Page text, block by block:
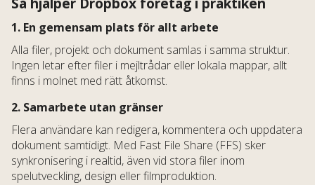
1. En gemensam plats för allt arbete
Alla filer, projekt och dokument samlas i samma struktur.
Ingen letar efter filer i mejltrådar eller lokala mappar, allt
finns i molnet med rätt åtkomst.
2. Samarbete utan gränser
Flera användare kan redigera, kommentera och uppdatera
dokument samtidigt. Med Fast File Share (FFS) sker
synkronisering i realtid, även vid stora filer inom
spelutveckling, design eller filmproduktion.